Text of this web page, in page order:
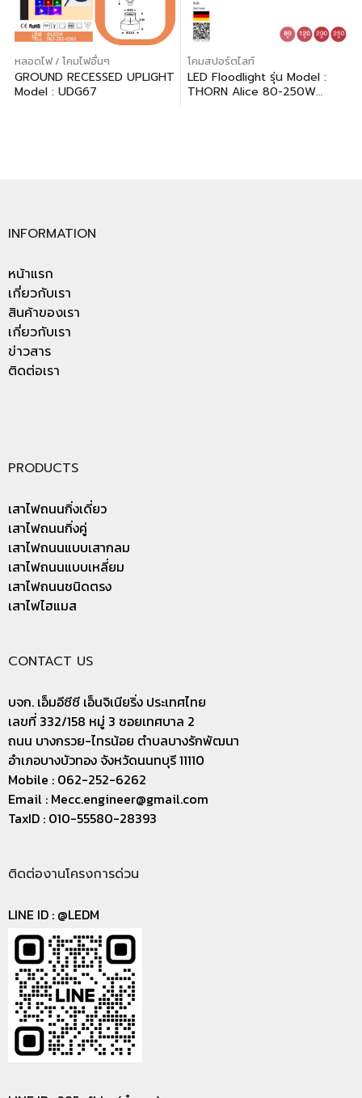
หลอดไฟ / โคมไฟอื่นๆ
GROUND RECESSED UPLIGHT
Model : UDG67
โคมสปอร์ตไลท์
LED Floodlight รุ่น Model :
THORN Alice 80-250W
INFORMATION
หน้าแรก
เกี่ยวกับเรา
สินค้าของเรา
เกี่ยวกับเรา
ข่าวสาร
ติดต่อเรา
PRODUCTS
เสาไฟถนนกิ่งเดี่ยว
เสาไฟถนนกิ่งคู่
เสาไฟถนนแบบเสากลม
เสาไฟถนนแบบเหลี่ยม
เสาไฟถนนชนิดตรง
เสาไฟไฮแมส
CONTACT US
บจก. เอ็มอีซีซี เอ็นจิเนียริ่ง ประเทศไทย
เลขที่ 332/158 หมู่ 3 ซอยเทศบาล 2
ถนน บางกรวย-ไทรน้อย ตำบลบางรักพัฒนา
อำเภอบางบัวทอง จังหวัดนนทบุรี 11110
Mobile : 062-252-6262
Email : Mecc.engineer@gmail.com
TaxID : 010-55580-28393
ติดต่องานโครงการด่วน
LINE ID : @LEDM